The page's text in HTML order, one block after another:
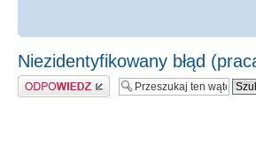
Niezidentyfikowany błąd
Odpowiedz